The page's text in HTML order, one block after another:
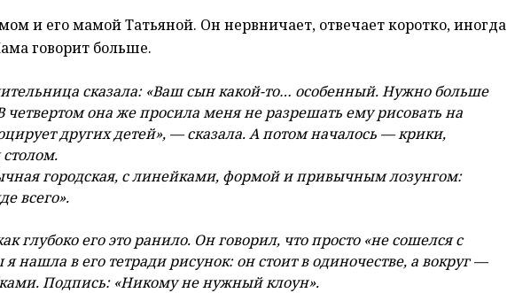
и его мамой Татьяной. Он нервничает, отвечает коротко, иногда
говорит больше.
сказала: «Ваш сын какой-то… особенный. Нужно больше
четвертом она же просила меня не разрешать ему рисовать на
других детей», — сказала. А потом началось — крики,
городская, с линейками, формой и привычным лозунгом:
всего».
глубоко его это ранило. Он говорил, что просто «не сошелся с
нашла в его тетради рисунок: он стоит в одиночестве, а вокруг —
Подпись: «Никому не нужный клоун».